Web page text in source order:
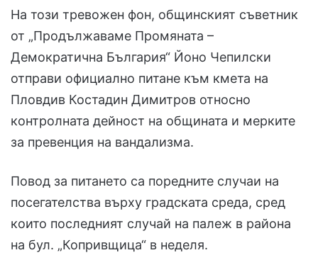
На този тревожен фон, общинският съветник
от „Продължаваме Промяната –
Демократична България“ Йоно Чепилски
отправи официално питане към кмета на
Пловдив Костадин Димитров относно
контролната дейност на общината и мерките
за превенция на вандализма.
Повод за питането са поредните случаи на
посегателства върху градската среда, сред
които последният случай на палеж в района
на бул. „Копривщица“ в неделя.